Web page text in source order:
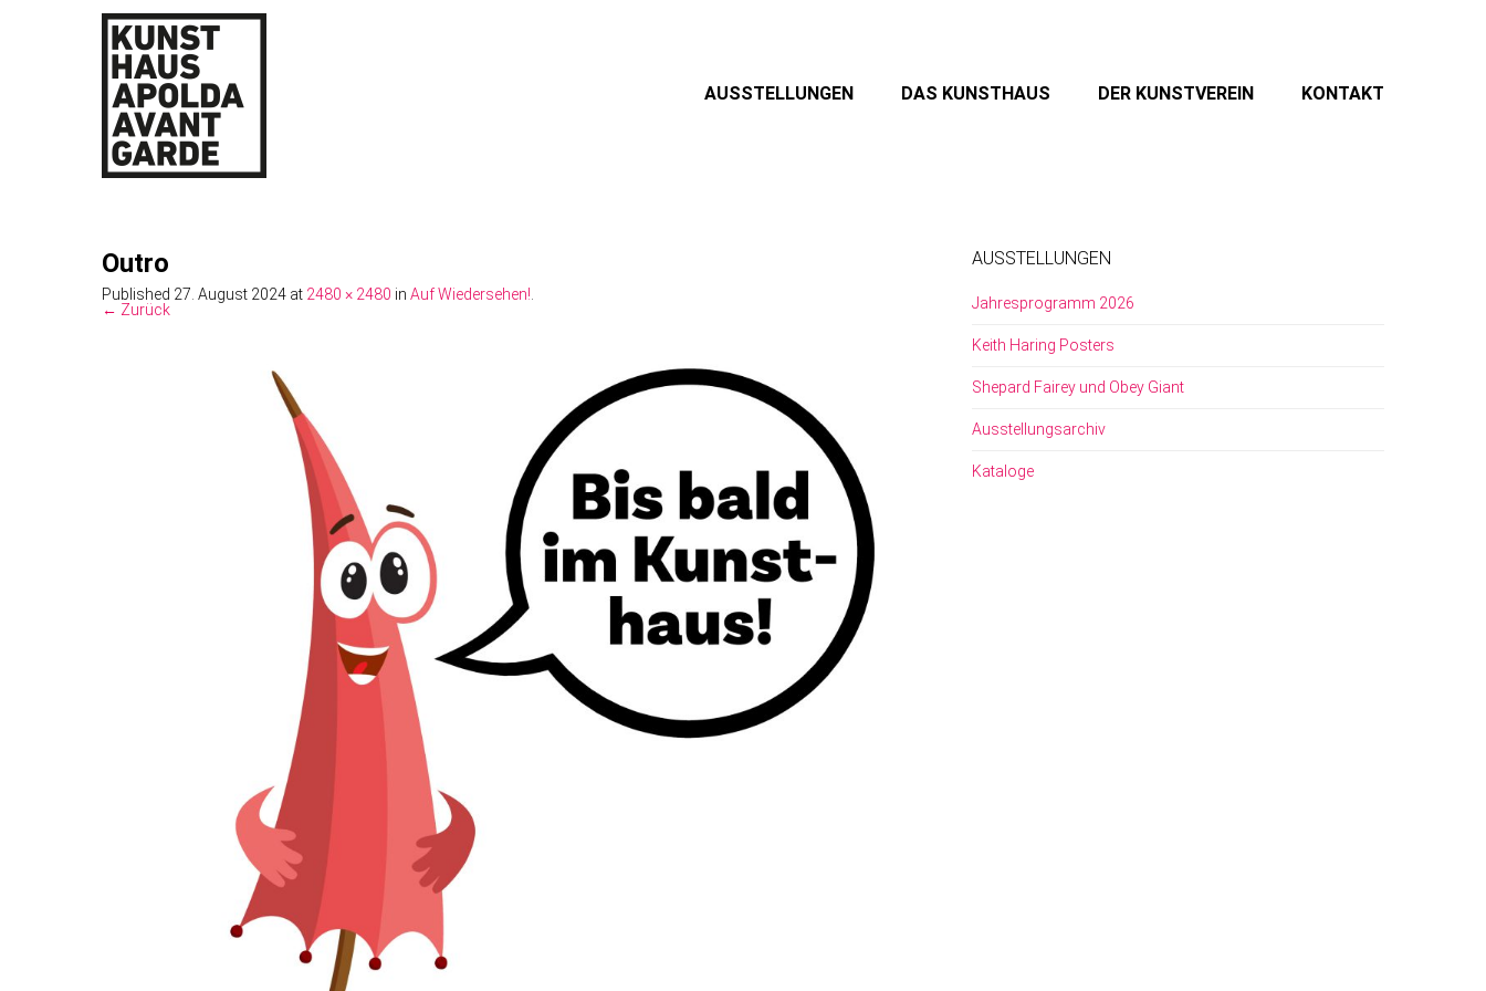
AUSSTELLUNGEN DAS KUNSTHAUS DER KUNSTVEREIN KONTAKT
Outro
Published 27. August 2024 at 2480 × 2480 in Auf Wiedersehen!
← Zurück
AUSSTELLUNGEN
Jahresprogramm 2026
Keith Haring Posters
Shepard Fairey und Obey Giant
Ausstellungsarchiv
Kataloge